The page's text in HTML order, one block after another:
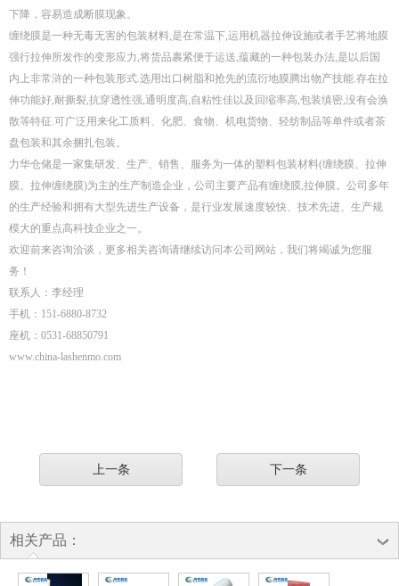
下降，容易造成断膜现象。
缠绕膜是一种无毒无害的包装材料,是在常温下,运用机器拉伸设施或者手艺将地膜
强行拉伸所发作的变形应力,将货品裹紧便于运送,蕴藏的一种包装办法,是以后国
内上非常浒的一种包装形式.选用出口树脂和抢先的流衍地膜腾出物产技能.存在拉
伸功能好,耐撕裂,抗穿透性强,通明度高,自粘性佳以及回缩率高,包装缜密,没有会涣
散等特征.可广泛用来化工质料、化肥、食物、机电货物、轻纺制品等单件或者茶
盘包装和其余捆扎包装。
力华仓储是一家集研发、生产、销售、服务为一体的塑料包装材料(缠绕膜、拉伸
膜、拉伸缠绕膜)为主的生产制造企业，公司主要产品有缠绕膜,拉伸膜。公司多年
的生产经验和拥有大型先进生产设备，是行业发展速度较快、技术先进、生产规
模大的重点高科技企业之一。
欢迎前来咨询洽谈，更多相关咨询请继续访问本公司网站，我们将竭诚为您服
务！
联系人：李经理
手机：151-6880-8732
座机：0531-68850791
www.china-lashenmo.com
上一条 下一条
相关产品：